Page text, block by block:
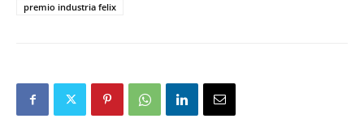
premio industria felix